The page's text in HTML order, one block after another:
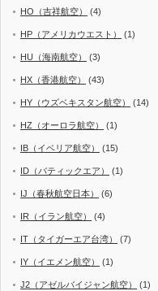
HO（吉祥航空） (4)
HP（アメリカウエスト） (1)
HU（海南航空） (3)
HX（香港航空） (43)
HY（ウズベキスタン航空） (14)
HZ（オーロラ航空） (1)
IB（イベリア航空） (15)
ID（バティックエア） (1)
IJ（春秋航空日本） (6)
IR（イラン航空） (4)
IT（タイガーエア台湾） (7)
IY（イエメン航空） (1)
J2（アゼルバイジャン航空） (1)